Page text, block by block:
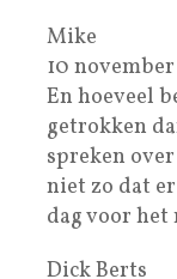
Mike
10
En hoeveel
getrokken
spreken
niet zo dat
dag voor het
Dick Berts